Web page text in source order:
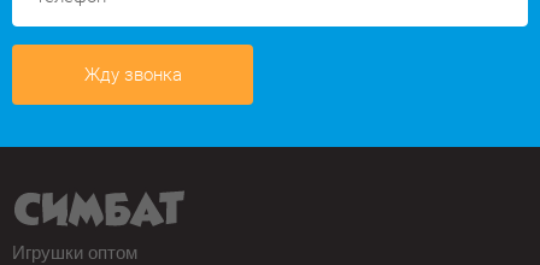
Жду звонка
Игрушки оптом